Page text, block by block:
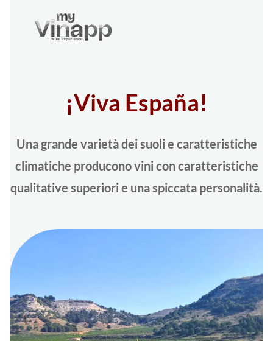
¡Viva España!
Una grande varietà dei suoli e caratteristiche
climatiche producono vini con caratteristiche
qualitative superiori e una spiccata personalità.